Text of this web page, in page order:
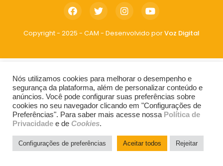
Copyright - 2025 - CAM - Desenvolvido porVoz Digital
Nós utilizamos cookies para melhorar o desempenho e
segurança da plataforma, além de personalizar conteúdo e
anúncios. Você pode configurar suas preferências sobre
cookies no seu navegador clicando em "Configurações de
Preferências". Para saber mais acesse nossa Política de
Privacidade e de Cookies.
Configurações de preferências Aceitar todos Rejeitar